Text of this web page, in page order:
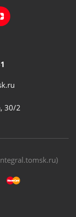
30/2